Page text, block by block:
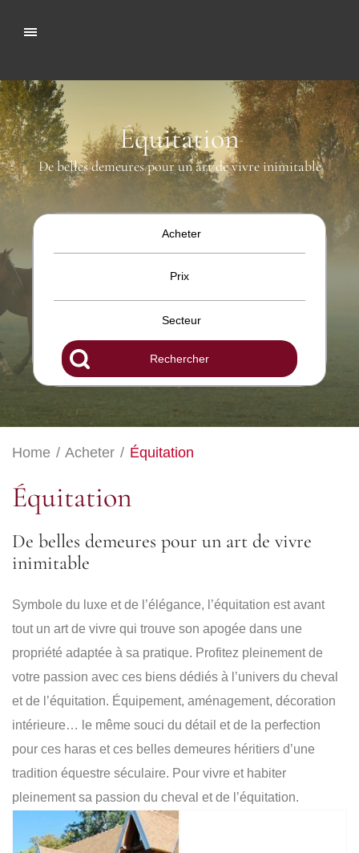
Équitation
De belles demeures pour un art de vivre inimitable
Acheter
Prix
Secteur
Home / Acheter / Équitation
Équitation
De belles demeures pour un art de vivre
inimitable
Symbole du luxe et de l’élégance, l’équitation est avant
tout un art de vivre qui trouve son apogée dans une
propriété adaptée à sa pratique. Profitez pleinement de
votre passion avec ces biens dédiés à l’univers du cheval
et de l’équitation. Équipement, aménagement, décoration
intérieure… le même souci du détail et de la perfection
pour ces haras et ces belles demeures héritiers d’une
tradition équestre séculaire. Pour vivre et habiter
pleinement sa passion du cheval et de l’équitation.